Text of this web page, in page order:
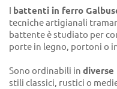
I battenti in ferro
tecniche artigianali
battente è studiato per
porte in legno, portoni o
Sono ordinabili in diverse
stili classici, rustici o